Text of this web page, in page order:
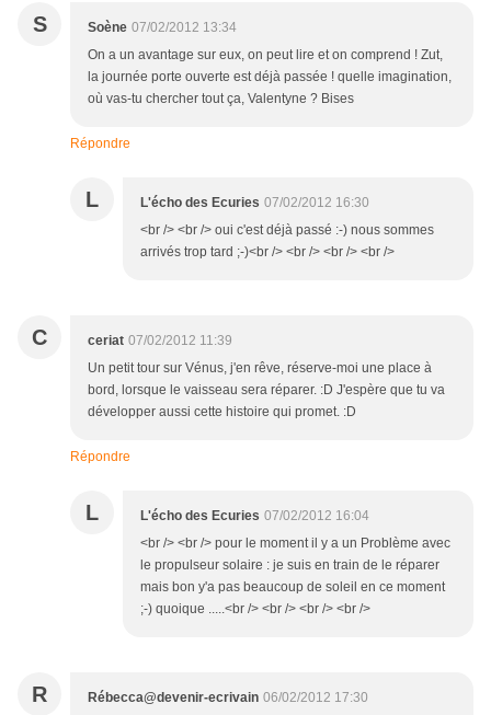
S Soène 07/02/2012 13:34
On a un avantage sur eux, on peut lire et on comprend ! Zut,
la journée porte ouverte est déjà passée ! quelle imagination,
où vas-tu chercher tout ça, Valentyne ? Bises
Répondre
L L'écho des Ecuries 07/02/2012 16:30
<br /> <br /> oui c'est déjà passé :-) nous sommes
arrivés trop tard ;-)<br /> <br /> <br /> <br />
C ceriat 07/02/2012 11:39
Un petit tour sur Vénus, j'en rêve, réserve-moi une place à
bord, lorsque le vaisseau sera réparer. :D J'espère que tu va
développer aussi cette histoire qui promet. :D
Répondre
L L'écho des Ecuries 07/02/2012 16:04
<br /> <br /> pour le moment il y a un Problème avec
le propulseur solaire : je suis en train de le réparer
mais bon y'a pas beaucoup de soleil en ce moment
;-) quoique .....<br /> <br /> <br /> <br />
R Rébecca@devenir-ecrivain 06/02/2012 17:30